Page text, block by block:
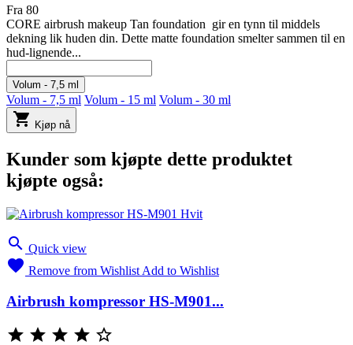
Fra 80
CORE airbrush makeup Tan foundation gir en tynn til middels
dekning lik huden din. Dette matte foundation smelter sammen til en
hud-lignende...
Volum - 7,5 ml
Volum - 7,5 ml Volum - 15 ml Volum - 30 ml
 Kjøp nå
Kunder som kjøpte dette produktet
kjøpte også:
 Quick view
 Remove from Wishlist Add to Wishlist
Airbrush kompressor HS-M901...
    